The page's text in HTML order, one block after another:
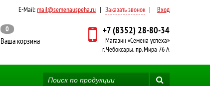
E-Mail:mail@semenauspeha.ru | Заказать звонок | Вход
0
Ваша корзина
+7 (8352) 28-80-34
Магазин «Семена успеха»
г. Чебоксары, пр. Мира 76 А